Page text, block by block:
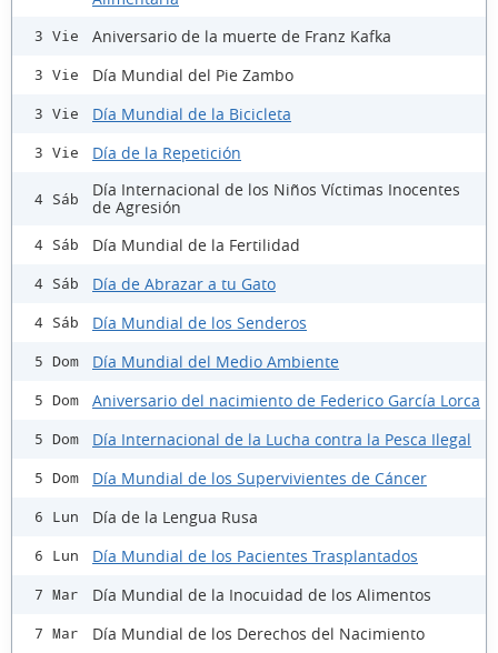
3 Vie Aniversario de la muerte de Franz Kafka
3 Vie Día Mundial del Pie Zambo
3 Vie Día Mundial de la Bicicleta
3 Vie Día de la Repetición
4 Sáb
Día Internacional de los Niños Víctimas Inocentes
de Agresión
4 Sáb Día Mundial de la Fertilidad
4 Sáb Día de Abrazar a tu Gato
4 Sáb Día Mundial de los Senderos
5 Dom Día Mundial del Medio Ambiente
5 Dom Aniversario del nacimiento de Federico García Lorca
5 Dom Día Internacional de la Lucha contra la Pesca Ilegal
5 Dom Día Mundial de los Supervivientes de Cáncer
6 Lun Día de la Lengua Rusa
6 Lun Día Mundial de los Pacientes Trasplantados
7 Mar Día Mundial de la Inocuidad de los Alimentos
7 Mar Día Mundial de los Derechos del Nacimiento